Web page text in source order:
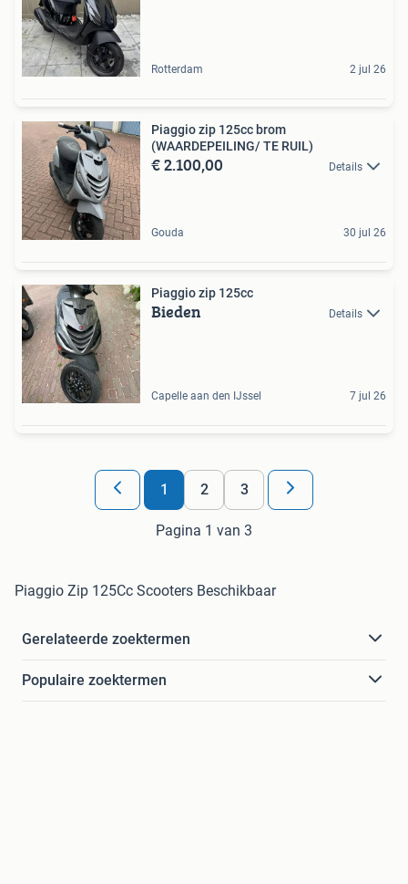
Rotterdam 2 jul 26
Piaggio zip 125cc brom
(WAARDEPEILING/ TE RUIL)
€ 2.100,00 Details
Gouda 30 jul 26
Piaggio zip 125cc
Bieden Details
Capelle aan den IJssel 7 jul 26
1 2 3
Pagina 1 van 3
Piaggio Zip 125Cc Scooters Beschikbaar
Gerelateerde zoektermen
Populaire zoektermen